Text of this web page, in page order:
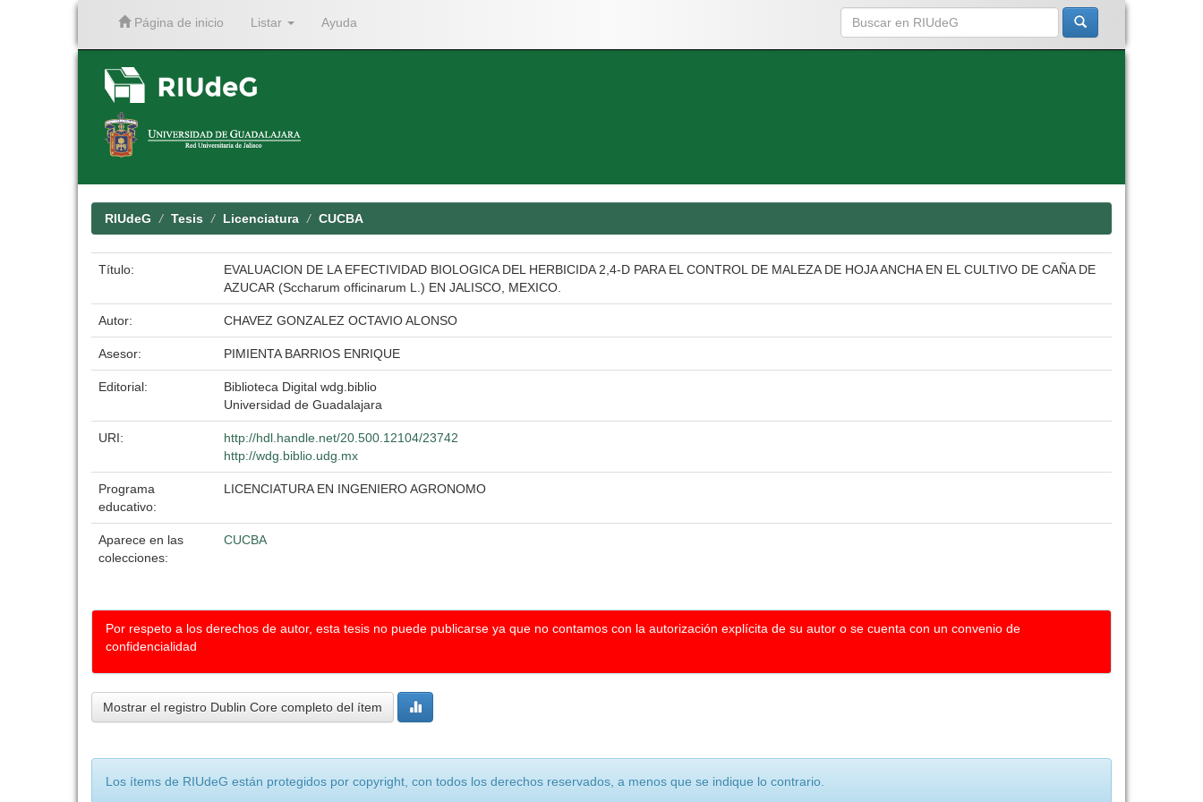
Página de inicio Listar Ayuda
RIUdeG Tesis Licenciatura CUCBA
Título:
EVALUACION DE LA EFECTIVIDAD BIOLOGICA DEL HERBICIDA 2,4-D PARA EL CONTROL DE MALEZA DE HOJA ANCHA EN EL CULTIVO DE CAÑA DE
AZUCAR (Sccharum officinarum L.) EN JALISCO, MEXICO.
Autor: CHAVEZ GONZALEZ OCTAVIO ALONSO
Asesor: PIMIENTA BARRIOS ENRIQUE
Editorial:
Biblioteca Digital wdg.biblio
Universidad de Guadalajara
URI:
http://hdl.handle.net/20.500.12104/23742
http://wdg.biblio.udg.mx
Programa
educativo:
LICENCIATURA EN INGENIERO AGRONOMO
Aparece en las
colecciones:
CUCBA
Por respeto a los derechos de autor, esta tesis no puede publicarse ya que no contamos con la autorización explícita de su autor o se cuenta con un convenio de
confidencialidad
Mostrar el registro Dublin Core completo del ítem
Los ítems de RIUdeG están protegidos por copyright, con todos los derechos reservados, a menos que se indique lo contrario.